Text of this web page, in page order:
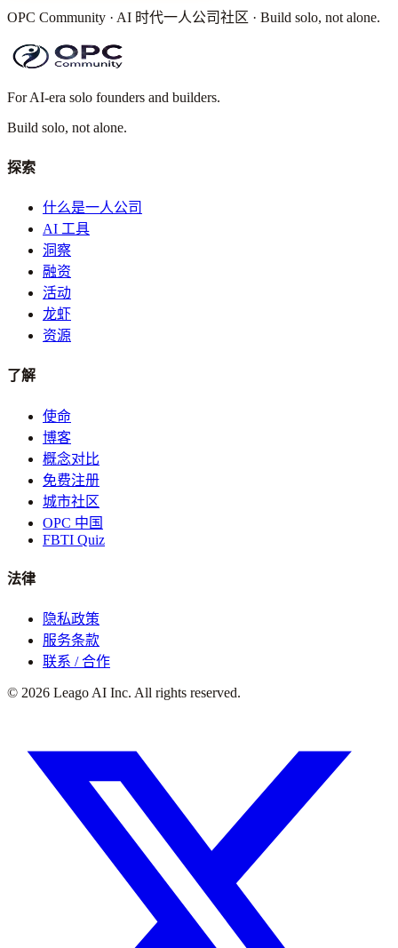
OPC Community · AI 时代一人公司社区 · Build solo, not alone.
For AI-era solo founders and builders.
Build solo, not alone.
探索
什么是一人公司
AI 工具
洞察
融资
活动
龙虾
资源
了解
使命
博客
概念对比
免费注册
城市社区
OPC 中国
FBTI Quiz
法律
隐私政策
服务条款
联系 / 合作
© 2026 Leago AI Inc. All rights reserved.